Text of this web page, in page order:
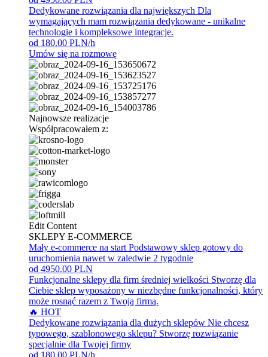
Dedykowane rozwiązania dla największych Dla
wymagających mam rozwiązania dedykowane - unikalne
technologie i kompleksowe integracje.
od 180.00 PLN/h
Umów się na rozmowę
Najnowsze realizacje
Współpracowałem z:
Edit Content
SKLEPY E-COMMERCE
Mały e-commerce na start Podstawowy sklep gotowy do
uruchomienia nawet w zaledwie 2 tygodnie
od 4950.00 PLN
Funkcjonalne sklepy dla firm średniej wielkości Stworzę dla
Ciebie sklep wyposażony w niezbędne funkcjonalności, który
może rosnąć razem z Twoją firmą.
🔥 HOT
Dedykowane rozwiązania dla dużych sklepów Nie chcesz
typowego, szablonowego sklepu? Stworzę rozwiązanie
specjalnie dla Twojej firmy
od 180.00 PLN/h